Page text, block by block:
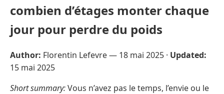
combien d’étages monter chaque
jour pour perdre du poids
Author: Florentin Lefevre — 18 mai 2025 · Updated:
15 mai 2025
Short summary:Vous n’avez pas le temps, l’envie ou le